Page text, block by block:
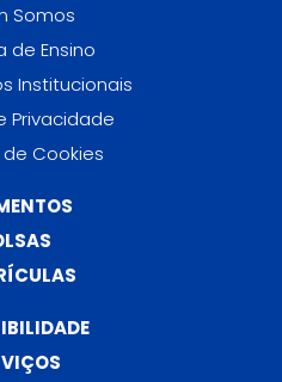
Somos
de Ensino
Institucionais
Privacidade
Cookies